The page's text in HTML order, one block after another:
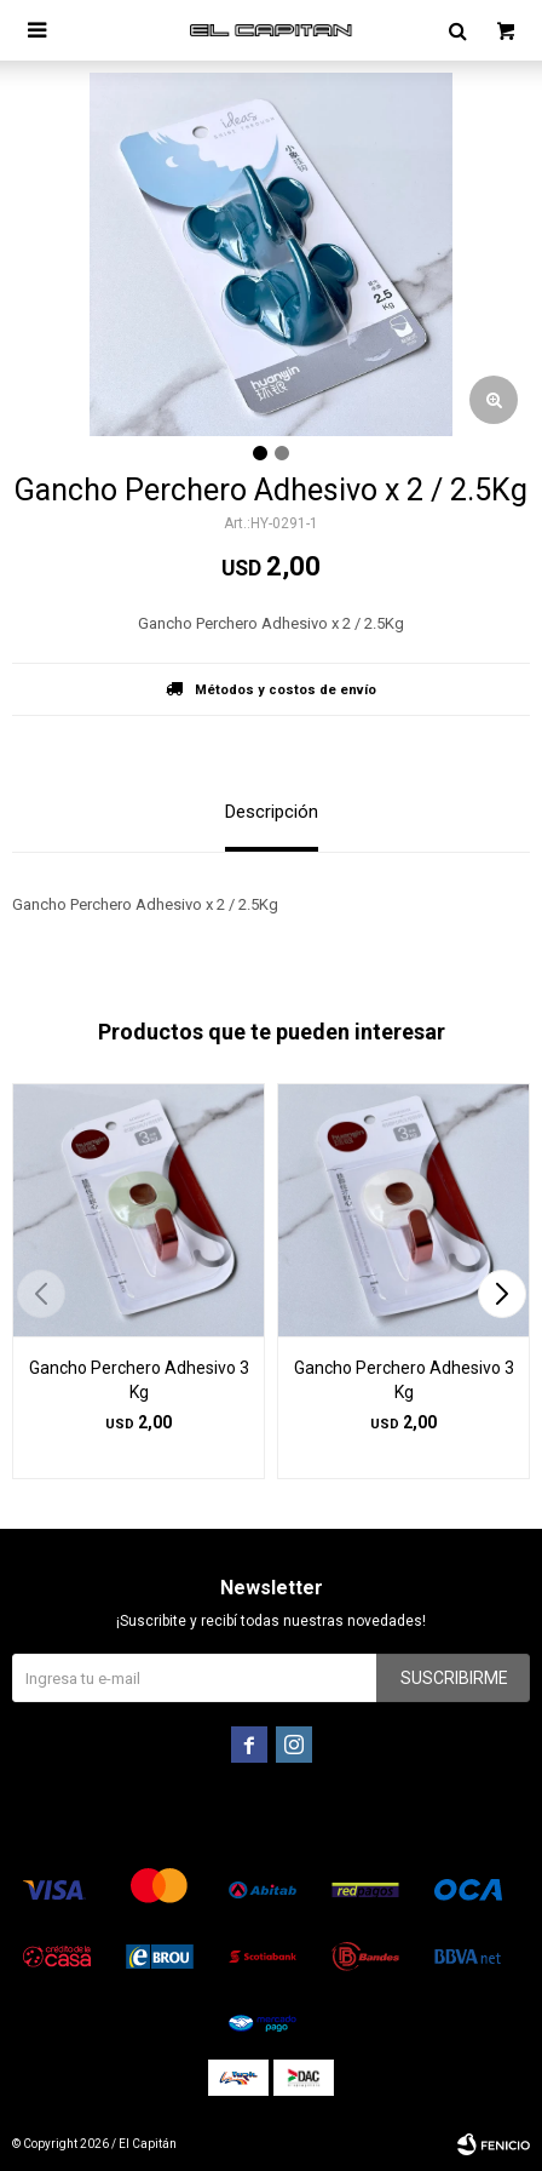

Gancho Perchero Adhesivo x 2 / 2.5Kg
HY-0291-1
USD 2,00
Gancho Perchero Adhesivo x 2 / 2.5Kg
Métodos y costos de envío
Descripción
Gancho Perchero Adhesivo x 2 / 2.5Kg
Productos que te pueden interesar
Gancho Perchero Adhesivo 3
Kg
USD 2,00
Gancho Perchero Adhesivo 3
Kg
USD 2,00
Newsletter
¡Suscribite y recibí todas nuestras novedades!
SUSCRIBIRME
 
© Copyright 2026 / El Capitán